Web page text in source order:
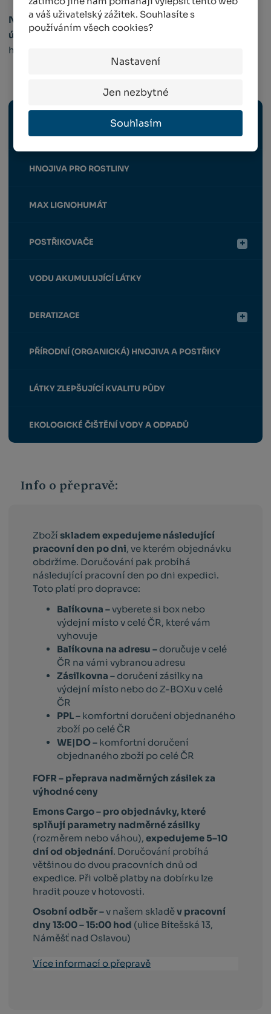
a váš uživatelský zážitek. Souhlasíte s
používáním všech cookies?
Nastavení
Jen nezbytné
Souhlasím
Náš tip! Hledátepraktické hnojivo s dlouhotrvajícím
účinkem? Přečtěte si náš článek
hnojivech, ve kterém se dozvíte více.
INSEKTICIDY, HERBICIDY, FUNGICIDY A
HNOJIVA PRO ROSTLINY
MAX LIGNOHUMÁT
POSTŘIKOVAČE
VODU AKUMULUJÍCÍ LÁTKY
DERATIZACE
PŘÍRODNÍ (ORGANICKÁ) HNOJIVA A POSTŘIKY
LÁTKY ZLEPŠUJÍCÍ KVALITU PŮDY
EKOLOGICKÉ ČIŠTĚNÍ VODY A ODPADŮ
Info o přepravě:
Zbožískladem expedujeme následující
pracovní den po dni, ve kterém objednávku
obdržíme. Doručování pak probíhá
následující pracovní den po dni expedici.
Toto platí pro dopravce:
Balíkovna –vyberete si box nebo
výdejní místo v celé ČR, které vám
vyhovuje
Balíkovna na adresu – doručuje v celé
ČR na vámi vybranou adresu
Zásilkovna – doručení zásilky na
výdejní místo nebo do Z-BOXu v celé
ČR
PPL – komfortní doručení objednaného
zboží po celé ČR
WE|DO – komfortní doručení
objednaného zboží po celé ČR
FOFR – přeprava nadměrných zásilek za
výhodné ceny
Emons Cargo – pro objednávky, které
splňují parametry nadměrné zásilky
(rozměrem nebo váhou),expedujeme 5–10
dní od objednání. Doručování probíhá
většinou do dvou pracovních dnů od
expedice. Při volbě platby na dobírku lze
hradit pouze v hotovosti.
Osobní odběr –v našem skladěv pracovní
dny 13:00 – 15:00 hod (ulice Bítešská 13,
Náměšť nad Oslavou)
Více informací o přepravě